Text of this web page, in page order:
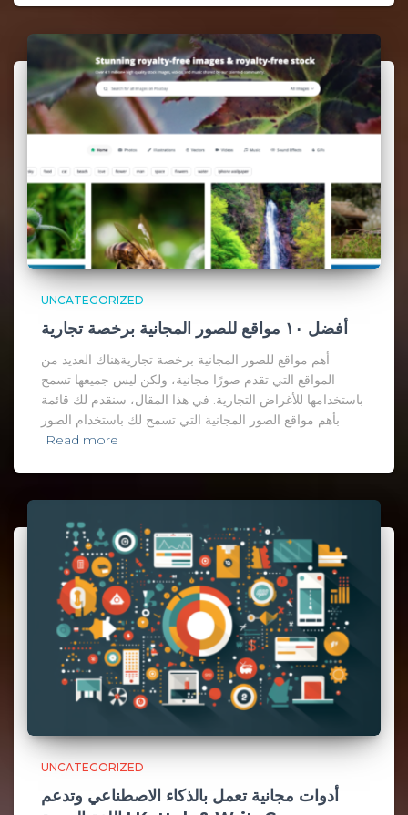
UNCATEGORIZED
أفضل ١٠ مواقع للصور المجانية برخصة تجارية
أهم مواقع للصور المجانية برخصة تجاريةهناك العديد من
المواقع التي تقدم صورًا مجانية، ولكن ليس جميعها تسمح
باستخدامها للأغراض التجارية. في هذا المقال، سنقدم لك قائمة
بأهم مواقع الصور المجانية التي تسمح لك باستخدام الصور
Read more
UNCATEGORIZED
أدوات مجانية تعمل بالذكاء الاصطناعي وتدعم